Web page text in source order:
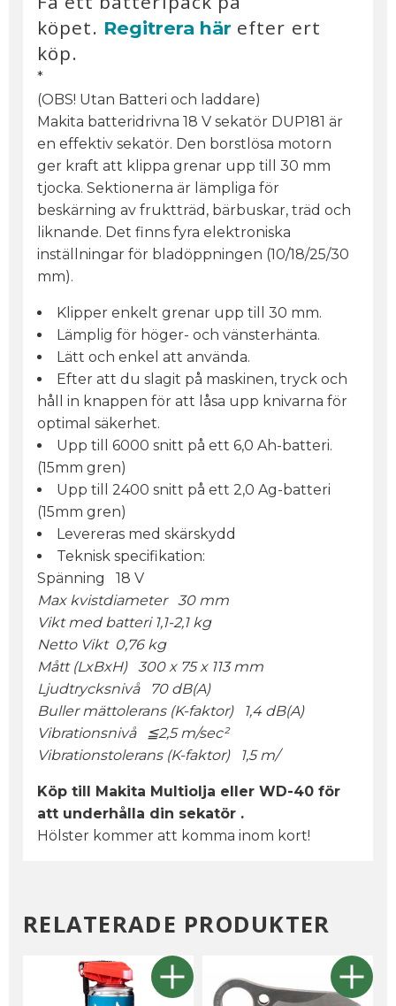
köpet. Regitrera här efter ert
köp.
*
(OBS! Utan Batteri och laddare)
Makita batteridrivna 18 V sekatör DUP181 är
en effektiv sekatör. Den borstlösa motorn
ger kraft att klippa grenar upp till 30 mm
tjocka. Sektionerna är lämpliga för
beskärning av fruktträd, bärbuskar, träd och
liknande. Det finns fyra elektroniska
inställningar för bladöppningen (10/18/25/30
mm).
Klipper enkelt grenar upp till 30 mm.
Lämplig för höger- och vänsterhänta.
Lätt och enkel att använda.
Efter att du slagit på maskinen, tryck och
håll in knappen för att låsa upp knivarna för
optimal säkerhet.
Upp till 6000 snitt på ett 6,0 Ah-batteri.
(15mm gren)
Upp till 2400 snitt på ett 2,0 Ag-batteri
(15mm gren)
Levereras med skärskydd
Teknisk specifikation:
Spänning 18 V
Max kvistdiameter 30 mm
Vikt med batteri 1,1-2,1 kg
Netto Vikt 0,76 kg
Mått (LxBxH) 300 x 75 x 113 mm
Ljudtrycksnivå 70 dB(A)
Buller mättolerans (K-faktor) 1,4 dB(A)
Vibrationsnivå ≦2,5 m/sec²
Vibrationstolerans (K-faktor) 1,5 m/
Köp till Makita Multiolja eller WD-40 för
att underhålla din sekatör .
Hölster kommer att komma inom kort!
RELATERADE PRODUKTER